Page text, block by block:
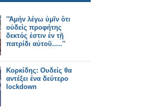
''Ἀμήν λέγω ὑμῖν ὅτι
οὐδείς προφήτης
δεκτός ἐστιν ἐν τῇ
πατρίδι αὐτοῦ.....''
Κορκίδης: Ουδείς θα
αντέξει ένα δεύτερο
lockdown